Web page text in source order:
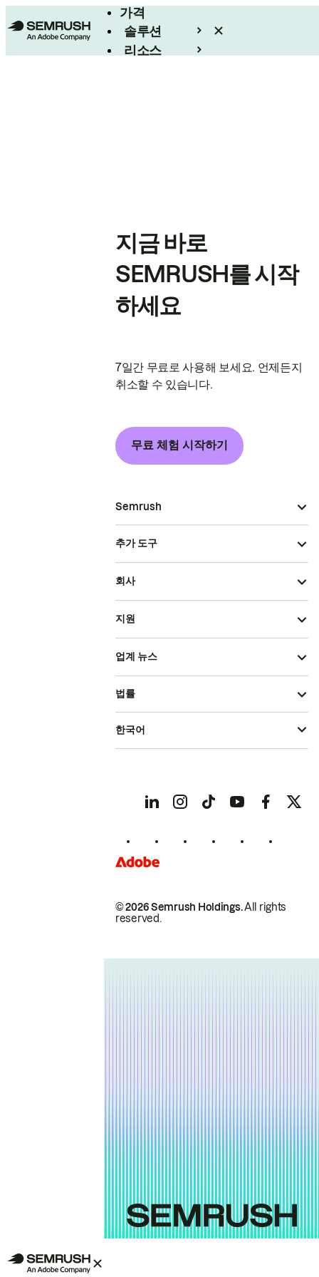
가격
솔루션
리소스
지금 바로
SEMRUSH를 시작
하세요
7일간 무료로 사용해 보세요. 언제든지
취소할 수 있습니다.
무료 체험 시작하기
Semrush
추가 도구
회사
지원
업계 뉴스
© 2026 Semrush Holdings.All rights
reserved.
법률
한국어